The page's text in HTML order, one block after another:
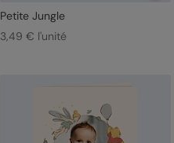
Petite Jungle
3,49 € l'unité